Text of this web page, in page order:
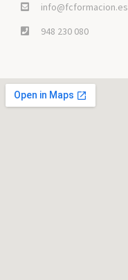
info@fcformacion.es
948 230 080